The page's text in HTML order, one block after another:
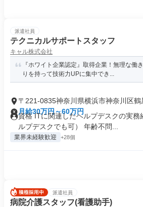
派遣社員
テクニカルサポートスタッフ
キャル株式会社
『ホワイト企業認定』取得企業！無理な働
りを持って技術力UPに集中でき...
〒221-0835神奈川県横浜市神奈川区鶴
月給30万円～60万円
資格 ITに関連したヘルプデスクの実務
ルプデスクでも可） 年齢不問...
業界未経験歓迎 +28個
派遣社員
病院介護スタッフ(看護助手)